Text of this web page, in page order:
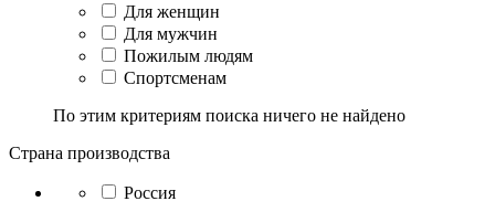
Для женщин
Для мужчин
Пожилым людям
Спортсменам
По этим критериям поиска ничего не найдено
Страна производства
Россия